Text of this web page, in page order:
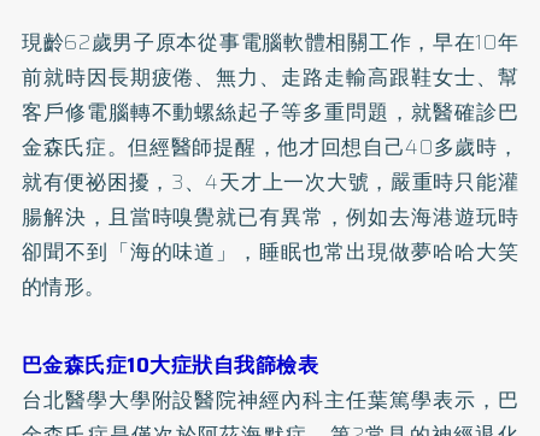
現齡62歲男子原本從事電腦軟體相關工作，早在10年
前就時因長期疲倦、無力、走路走輸高跟鞋女士、幫
客戶修電腦轉不動螺絲起子等多重問題，就醫確診巴
金森氏症。但經醫師提醒，他才回想自己40多歲時，
就有便祕困擾，3、4天才上一次大號，嚴重時只能灌
腸解決，且當時嗅覺就已有異常，例如去海港遊玩時
卻聞不到「海的味道」，睡眠也常出現做夢哈哈大笑
的情形。
巴金森氏症10大症狀自我篩檢表
台北醫學大學附設醫院神經內科主任葉篤學表示，巴